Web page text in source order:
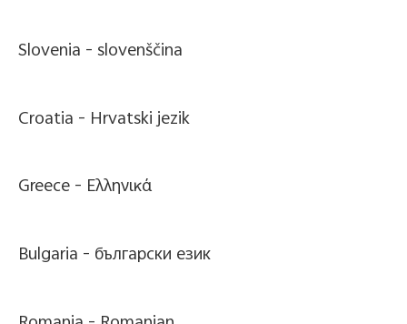
Slovenia -slovenščina
Croatia - Hrvatski jezik
Greece - Ελληνικά
Bulgaria - български език